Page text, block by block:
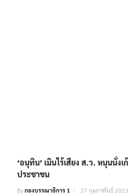
‘อนุทิน​’​ เมินไร้เสียง ส.ว. หนุน​นั่ง
ประชาชน
Byกองบรรณาธิการ 1 27 กุมภาพันธ์ 2023